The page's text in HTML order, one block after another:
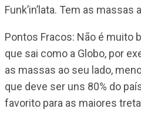
Funk’in’lata. Tem as massas
Pontos Fracos: Não é muito
que sai como a Globo, por
as massas ao seu lado,
que deve ser uns 80% do
favorito para as maiores